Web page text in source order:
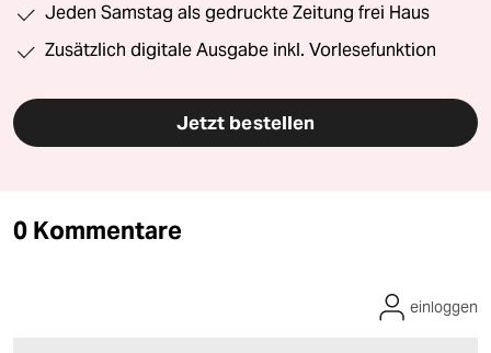
Jeden Samstag als gedruckte Zeitung frei Haus
Zusätzlich digitale Ausgabe inkl. Vorlesefunktion
Jetzt bestellen
0 Kommentare
einloggen